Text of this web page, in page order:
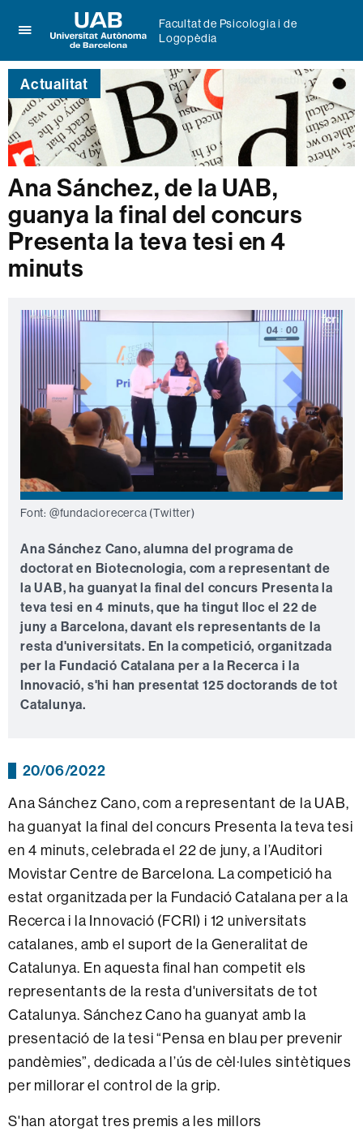
per
desplegar
el
menú
de
Facultat
de
Psicologia
i
de
Logopèdia
Universitat
Autònoma
de
Barcelona
Facultat de Psicologia i de
Logopèdia
Actualitat
Ana Sánchez, de la UAB,
guanya la final del concurs
Presenta la teva tesi en 4
minuts
Font: @fundaciorecerca (Twitter)
Ana Sánchez Cano, alumna del programa de
doctorat en Biotecnologia, com a representant de
la UAB, ha guanyat la final del concurs Presenta la
teva tesi en 4 minuts, que ha tingut lloc el 22 de
juny a Barcelona, davant els representants de la
resta d'universitats. En la competició, organitzada
per la Fundació Catalana per a la Recerca i la
Innovació, s'hi han presentat 125 doctorands de tot
Catalunya.
20/06/2022
Ana Sánchez Cano, com a representant de la UAB,
ha guanyat la final del concurs Presenta la teva tesi
en 4 minuts, celebrada el 22 de juny, a l’Auditori
Movistar Centre de Barcelona. La competició ha
estat organitzada per la Fundació Catalana per a la
Recerca i la Innovació (FCRI) i 12 universitats
catalanes, amb el suport de la Generalitat de
Catalunya. En aquesta final han competit els
representants de la resta d'universitats de tot
Catalunya. Sánchez Cano ha guanyat amb la
presentació de la tesi “Pensa en blau per prevenir
pandèmies”, dedicada a l’ús de cèl·lules sintètiques
per millorar el control de la grip.
S'han atorgat tres premis a les millors